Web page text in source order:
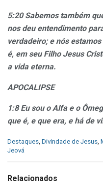
5:20 Sabemos também
nos deu entendimento
verdadeiro; e nós
é, em seu Filho Jesus
a vida eterna.
APOCALIPSE
1:8 Eu sou o Alfa e o
que é, e que era, e há de
C
a
g
Destaques Divindade de Jesus
Jeová
Relacionados